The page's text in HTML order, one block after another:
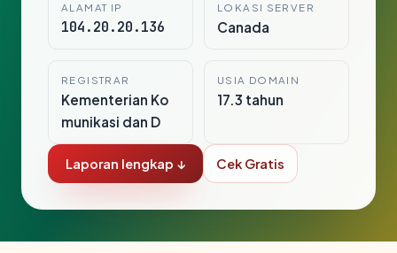
ALAMAT IP
104.20.20.136
LOKASI SERVER
Canada
REGISTRAR
Kementerian Ko
munikasi dan D
USIA DOMAIN
17.3 tahun
Laporan lengkap ↓ Cek Gratis